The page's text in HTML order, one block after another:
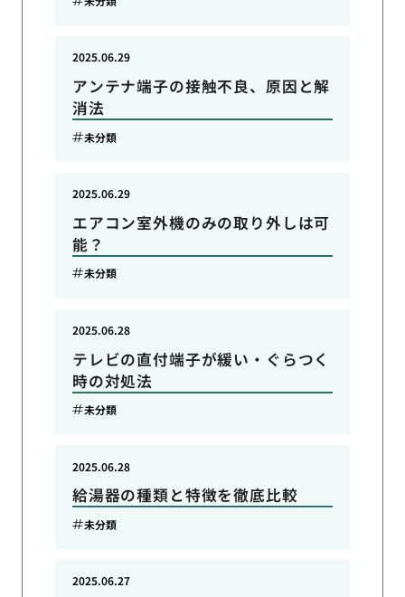
アンテナ端子の接触不良、原因と解
消法
2025.06.29
未分類
エアコン室外機のみの取り外しは可
能？
2025.06.29
未分類
テレビの直付端子が緩い・ぐらつく
時の対処法
2025.06.28
未分類
給湯器の種類と特徴を徹底比較
2025.06.28
未分類
2025.06.27